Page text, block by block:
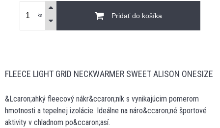
ks Pridať do košíka
FLEECE LIGHT GRID NECKWARMER SWEET ALISON ONESIZE
&Lcaron;ahký fleecový nákr&ccaron;ník s vynikajúcim pomerom
hmotnosti a tepelnej izolácie. Ideálne na náro&ccaron;né športové
aktivity v chladnom po&ccaron;así.